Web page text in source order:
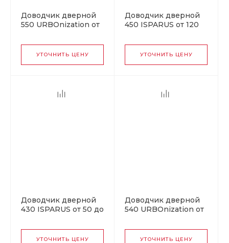
Доводчик дверной
550 URBOnization от
УТОЧНИТЬ ЦЕНУ
Доводчик дверной
450 ISPARUS от 120
УТОЧНИТЬ ЦЕНУ
Доводчик дверной
430 ISPARUS от 50 до
УТОЧНИТЬ ЦЕНУ
Доводчик дверной
540 URBOnization от
УТОЧНИТЬ ЦЕНУ